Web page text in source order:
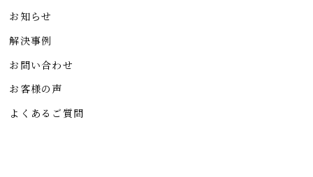
お知らせ
解決事例
お問い合わせ
お客様の声
よくあるご質問